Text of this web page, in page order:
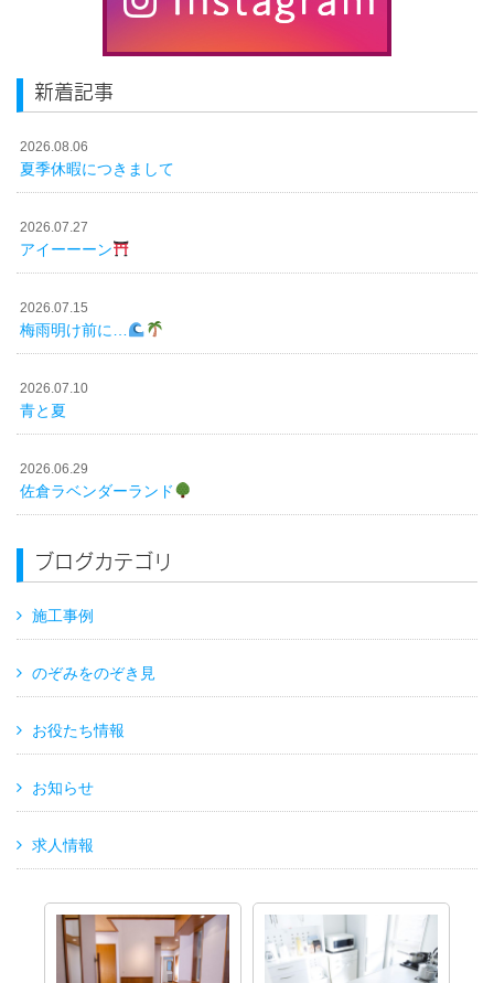
新着記事
2026.08.06
夏季休暇につきまして
2026.07.27
アイーーーン
2026.07.15
梅雨明け前に…
2026.07.10
青と夏
2026.06.29
佐倉ラベンダーランド
ブログカテゴリ
施工事例
のぞみをのぞき見
お役たち情報
お知らせ
求人情報